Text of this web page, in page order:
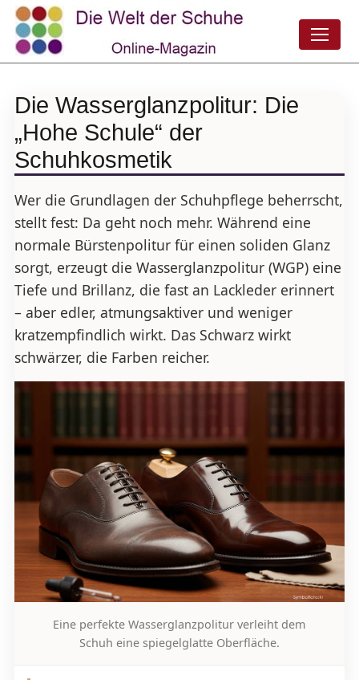
Die Wasserglanzpolitur: Die
„Hohe Schule“ der
Schuhkosmetik
Wer die Grundlagen der Schuhpflege beherrscht,
stellt fest: Da geht noch mehr. Während eine
normale Bürstenpolitur für einen soliden Glanz
sorgt, erzeugt die Wasserglanzpolitur (WGP) eine
Tiefe und Brillanz, die fast an Lackleder erinnert
– aber edler, atmungsaktiver und weniger
kratzempfindlich wirkt. Das Schwarz wirkt
schwärzer, die Farben reicher.
Eine perfekte Wasserglanzpolitur verleiht dem
Schuh eine spiegelglatte Oberfläche.